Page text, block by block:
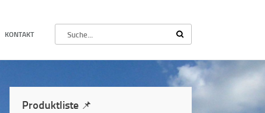
KONTAKT
Produktliste 📌